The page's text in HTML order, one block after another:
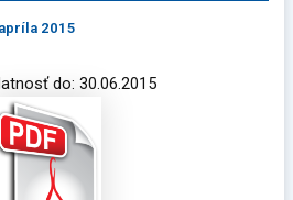
2015
do: 30.06.2015